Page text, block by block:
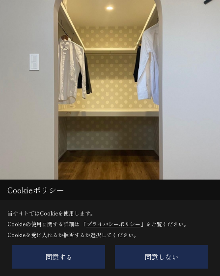
主寝室に隣接した3帖のウォークインクローゼット。
Cookieポリシー
当サイトではCookieを使用します。
Cookieの使用に関する詳細は 「プライバシーポリシー 」をご覧ください。
Cookieを受け入れるか拒否するか選択してください。
同意する 同意しない